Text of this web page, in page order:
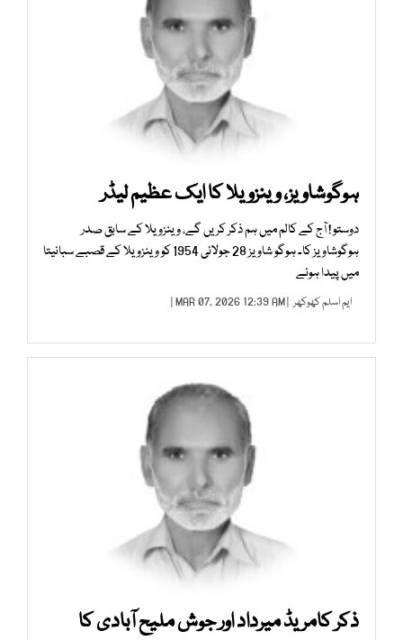
ہوگوشاویز، وینزویلا کا ایک عظیم لیڈر
دوستو ! آج کے کالم میں ہم ذکر کریں گے، وینزویلا کے سابق صدر
ہوگوشاویز کا۔ ہوگو شاویز 28 جولائی 1954 کو وینزویلا کے قصبے سبانیتا
میں پیدا ہوئے
ایم اسلم کھوکھر | MAR 07, 2026 12:39 AM |
ذکر کامریڈ میرداد اور جوش ملیح آبادی کا